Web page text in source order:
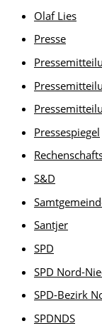
Olaf Lies
Presse
Pressespiegel
S&D
Santjer
SPD
SPD Nord-
SPD-Bezirk
SPDNDS